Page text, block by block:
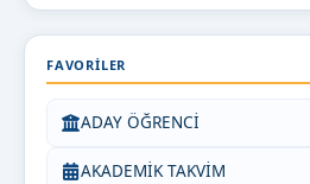
FAVORILER
ADAY ÖĞRENCİ
AKADEMİK TAKVİM